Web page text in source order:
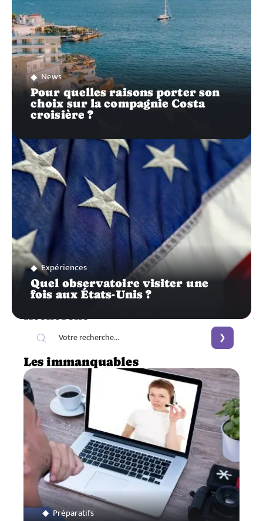
News
Pour quelles raisons porter son
choix sur la compagnie Costa
croisière ?
Expériences
Quel observatoire visiter une
fois aux États-Unis ?
Recherche
Les immanquables
Préparatifs